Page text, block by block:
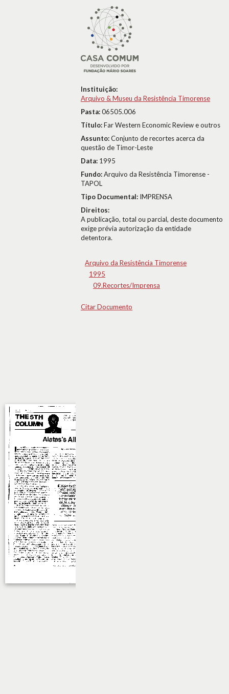
Instituição:
Arquivo & Museu da Resistência Timorense
Pasta:06505.006
Título:Far Western Economic Review e outros
Assunto:Conjunto de recortes acerca da
questão de Timor-Leste
Data: 1995
Fundo:Arquivo da Resistência Timorense -
TAPOL
Tipo Documental: IMPRENSA
Direitos:
A publicação, total ou parcial, deste documento
exige prévia autorização da entidade
detentora.
Arquivo da Resistência Timorense
1995
09.Recortes/Imprensa
Citar Documento